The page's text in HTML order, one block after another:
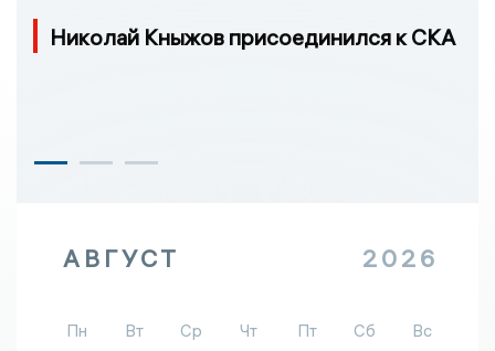
Николай Кныжов присоединился к СКА
АВГУСТ 2026
Пн Вт Ср Чт Пт Сб
Вс